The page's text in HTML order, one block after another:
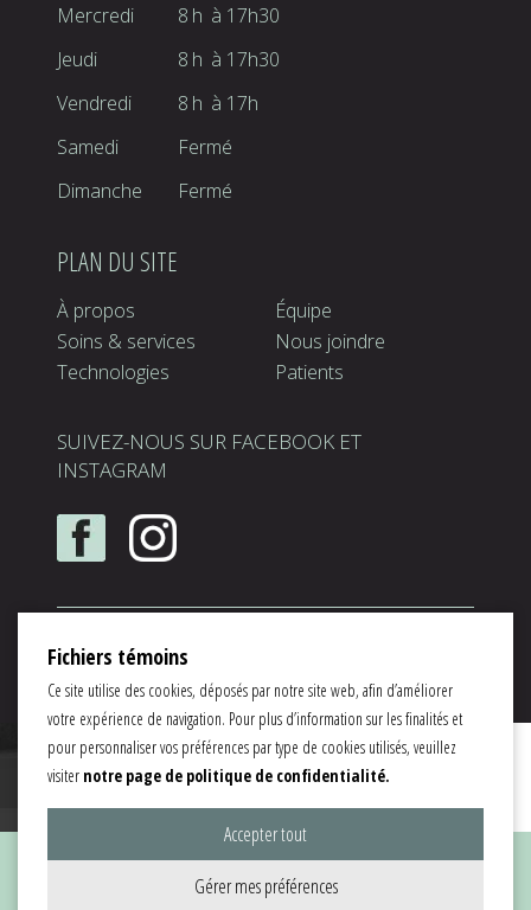
Mercredi
8h à 17h30
Jeudi
8h à 17h30
Vendredi
8h à 17h
Samedi
Fermé
Dimanche
Fermé
PLAN DU SITE
À propos
Soins & services
Technologies
Équipe
Nous joindre
Patients
SUIVEZ-NOUS SUR FACEBOOK ET
INSTAGRAM
Spécialiste en marketing dentaire |
réseau jetrouvemondentiste
Fichiers témoins
Ce site utilise des cookies, déposés par notre site web, afin d’améliorer
votre expérience de navigation. Pour plus d’information sur les finalités et
pour personnaliser vos préférences par type de cookies utilisés, veuillez
visiter notre page de politique de confidentialité.
Accepter tout
Gérer mes préférences